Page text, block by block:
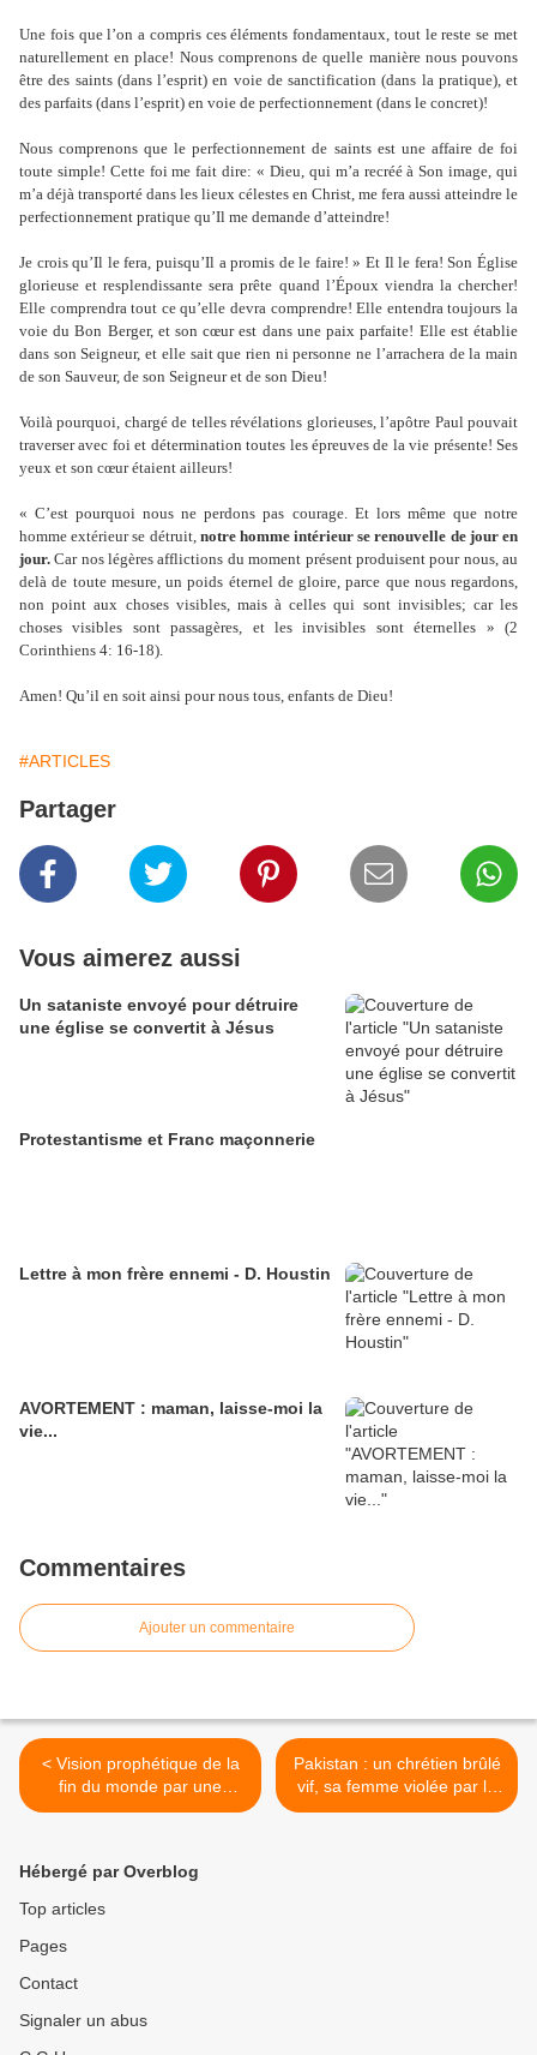
Une fois que l’on a compris ces éléments fondamentaux, tout le reste se met
naturellement en place! Nous comprenons de quelle manière nous pouvons
être des saints (dans l’esprit) en voie de sanctification (dans la pratique), et
des parfaits (dans l’esprit) en voie de perfectionnement (dans le concret)!
Nous comprenons que le perfectionnement de saints est une affaire de foi
toute simple! Cette foi me fait dire: « Dieu, qui m’a recréé à Son image, qui
m’a déjà transporté dans les lieux célestes en Christ, me fera aussi atteindre le
perfectionnement pratique qu’Il me demande d’atteindre!
Je crois qu’Il le fera, puisqu’Il a promis de le faire! » Et Il le fera! Son Église
glorieuse et resplendissante sera prête quand l’Époux viendra la chercher!
Elle comprendra tout ce qu’elle devra comprendre! Elle entendra toujours la
voie du Bon Berger, et son cœur est dans une paix parfaite! Elle est établie
dans son Seigneur, et elle sait que rien ni personne ne l’arrachera de la main
de son Sauveur, de son Seigneur et de son Dieu!
Voilà pourquoi, chargé de telles révélations glorieuses, l’apôtre Paul pouvait
traverser avec foi et détermination toutes les épreuves de la vie présente! Ses
yeux et son cœur étaient ailleurs!
« C’est pourquoi nous ne perdons pas courage. Et lors même que notre
homme extérieur se détruit, notre homme intérieur se renouvelle de jour en
jour. Car nos légères afflictions du moment présent produisent pour nous, au
delà de toute mesure, un poids éternel de gloire, parce que nous regardons,
non point aux choses visibles, mais à celles qui sont invisibles; car les
choses visibles sont passagères, et les invisibles sont éternelles » (2
Corinthiens 4: 16-18).
Amen! Qu’il en soit ainsi pour nous tous, enfants de Dieu!
#ARTICLES
Partager
Vous aimerez aussi
Un sataniste envoyé pour détruire
une église se convertit à Jésus
Protestantisme et Franc maçonnerie
Lettre à mon frère ennemi - D. Houstin
AVORTEMENT : maman, laisse-moi la
vie...
Commentaires
Ajouter un commentaire
< Vision prophétique de la
fin du monde par une
femme juive
Pakistan : un chrétien brûlé
vif, sa femme violée par la
police. Ils refusaient de se
Hébergé par Overblog
Top articles
Pages
Contact
Signaler un abus